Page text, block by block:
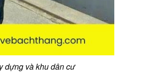
dựng và khu dân cư